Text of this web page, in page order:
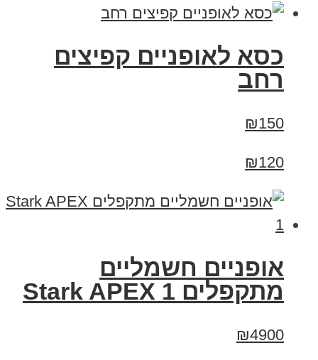
כסא לאופניים קפיצים
רחב
₪150
₪120
‏אופניים חשמליים
‏מתקפלים Stark APEX 1
₪4900